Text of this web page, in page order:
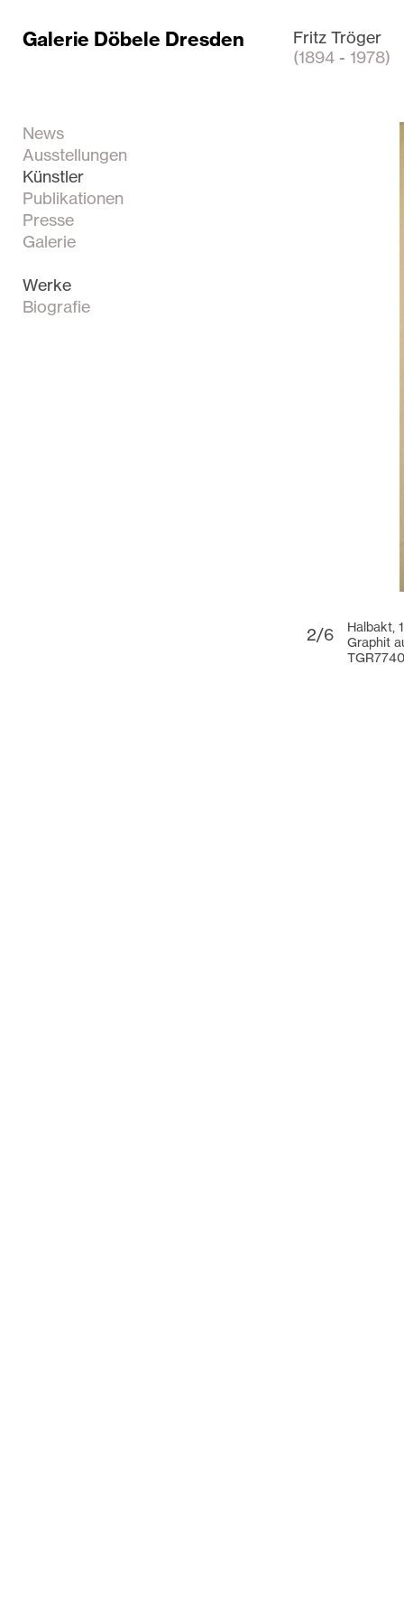
Galerie Döbele Dresden
Fritz Tröger
(1894 - 1978)
News
Ausstellungen
Künstler
Publikationen
Presse
Galerie
Werke
Biografie
2/6
Halbakt,
Graphit
TGR7740